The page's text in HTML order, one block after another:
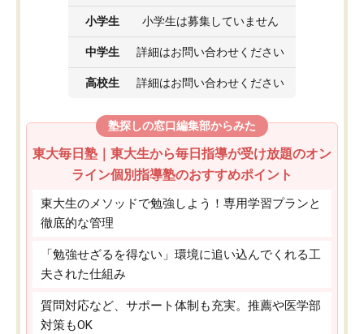
小学生 小学生は募集していません
中学生 詳細はお問い合わせください
高校生 詳細はお問い合わせください
塾探しの窓口編集部からみた
東大毎日塾｜東大生から毎日指導が受け放題のオン
ライン個別指導塾のおすすめポイント
東大生のメソッドで勉強しよう！専用学習プランと
徹底的な管理
「勉強せざるを得ない」環境に追い込んでくれる工
夫された仕組み
質問対応など、サポート体制も充実。推薦や医学部
対策もOK